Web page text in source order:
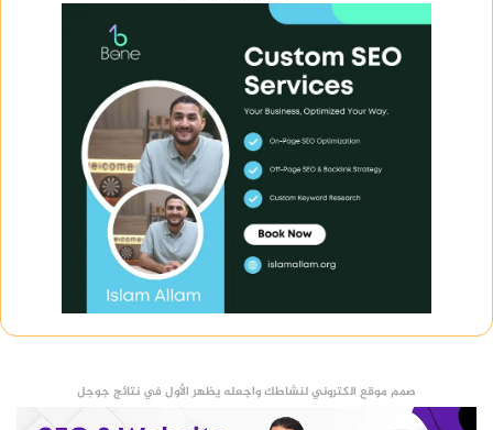
صمم موقع الكتروني لنشاطك واجعله يظهر الأول في نتائج جوجل